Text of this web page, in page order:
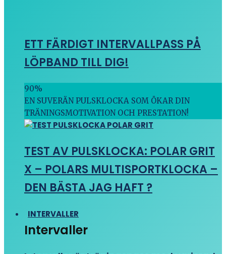
ETT FÄRDIGT INTERVALLPASS PÅ
LÖPBAND TILL DIG!
90%
EN SUVERÄN PULSKLOCKA SOM ÖKAR DIN
TRÄNINGSMOTIVATION OCH PRESTATION!
TEST AV PULSKLOCKA: POLAR GRIT
X – POLARS MULTISPORTKLOCKA –
DEN BÄSTA JAG HAFT ?
INTERVALLER
Intervaller